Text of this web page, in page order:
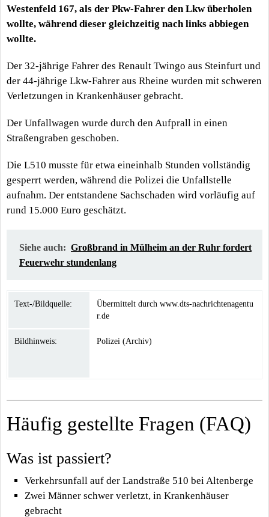
Westenfeld 167, als der Pkw-Fahrer den Lkw überholen
wollte, während dieser gleichzeitig nach links abbiegen
wollte.
Der 32-jährige Fahrer des Renault Twingo aus Steinfurt und
der 44-jährige Lkw-Fahrer aus Rheine wurden mit schweren
Verletzungen in Krankenhäuser gebracht.
Der Unfallwagen wurde durch den Aufprall in einen
Straßengraben geschoben.
Die L510 musste für etwa eineinhalb Stunden vollständig
gesperrt werden, während die Polizei die Unfallstelle
aufnahm. Der entstandene Sachschaden wird vorläufig auf
rund 15.000 Euro geschätzt.
Siehe auch: Großbrand in Mülheim an der Ruhr fordert
Feuerwehr stundenlang
Text-/Bildquelle:
Übermittelt durch www.dts-nachrichtenagentu
r.de
Bildhinweis: Polizei (Archiv)
Häufig gestellte Fragen (FAQ)
Was ist passiert?
Verkehrsunfall auf der Landstraße 510 bei Altenberge
Zwei Männer schwer verletzt, in Krankenhäuser
gebracht